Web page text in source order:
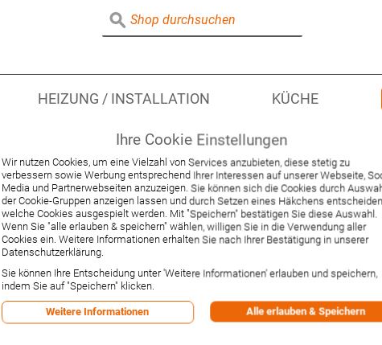
HEIZUNG / INSTALLATION KÜCHE
Hansgrohe Hülse
als 5/87 chrom
Artikelnummer:92650000
Inkl. 19% MwSt.,zzgl.
-1% Rabatt bei Vorkasse per
Ihre Cookie Einstellungen
Wir nutzen Cookies, um eine Vielzahl von Services anzubieten, diese stetig zu
verbessern sowie Werbung entsprechend Ihrer Interessen auf unserer Webseite,
Media und Partnerwebseiten anzuzeigen. Sie können sich die Cookies durch
der Cookie-Gruppen anzeigen lassen und durch Setzen eines Häkchens
welche Cookies ausgespielt werden. Mit "Speichern" bestätigen Sie diese Auswahl.
Wenn Sie "alle erlauben & speichern" wählen, willigen Sie in die Verwendung aller
Cookies ein. Weitere Informationen erhalten Sie nach Ihrer Bestätigung in unserer
Datenschutzerklärung.
Sie können Ihre Entscheidung unter 'Weitere Informationen' erlauben und speichern,
indem Sie auf "Speichern" klicken.
Weitere Informationen Alle erlauben & Speichern